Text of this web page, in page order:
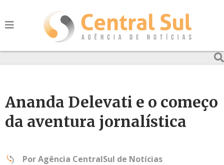
Ananda Delevati e o começo
da aventura jornalística
PorAgência CentralSul de Notícias